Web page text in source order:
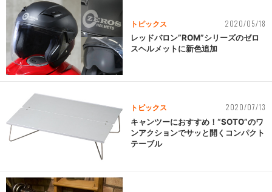
トピックス 2020/05/18
レッドバロン”ROM”シリーズのゼロ
スヘルメットに新色追加
トピックス 2020/07/13
キャンツーにおすすめ！“SOTO”のワ
ンアクションでサッと開くコンパクト
テーブル